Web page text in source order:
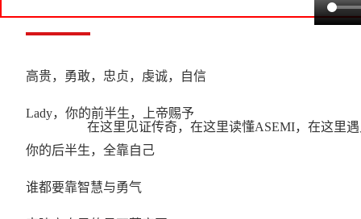
在这里见证传奇，在这里读懂ASEMI，在这里
高贵，勇敢，忠贞，虔诚，自信
Lady，你的前半生，上帝赐予
你的后半生，全靠自己
谁都要靠智慧与勇气